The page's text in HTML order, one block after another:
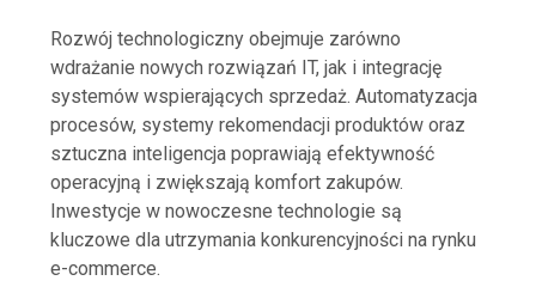
Rozwój technologiczny obejmuje zarówno
wdrażanie nowych rozwiązań IT, jak i integrację
systemów wspierających sprzedaż. Automatyzacja
procesów, systemy rekomendacji produktów oraz
sztuczna inteligencja poprawiają efektywność
operacyjną i zwiększają komfort zakupów.
Inwestycje w nowoczesne technologie są
kluczowe dla utrzymania konkurencyjności na rynku
e-commerce.